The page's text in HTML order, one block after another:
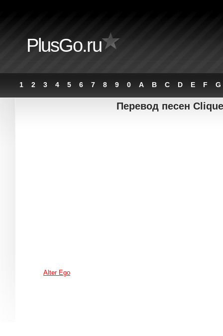
PlusGo.ru
1 2 3 4 5 6 7 8 9 0 A B C D E F G
Перевод песен
Alter Ego